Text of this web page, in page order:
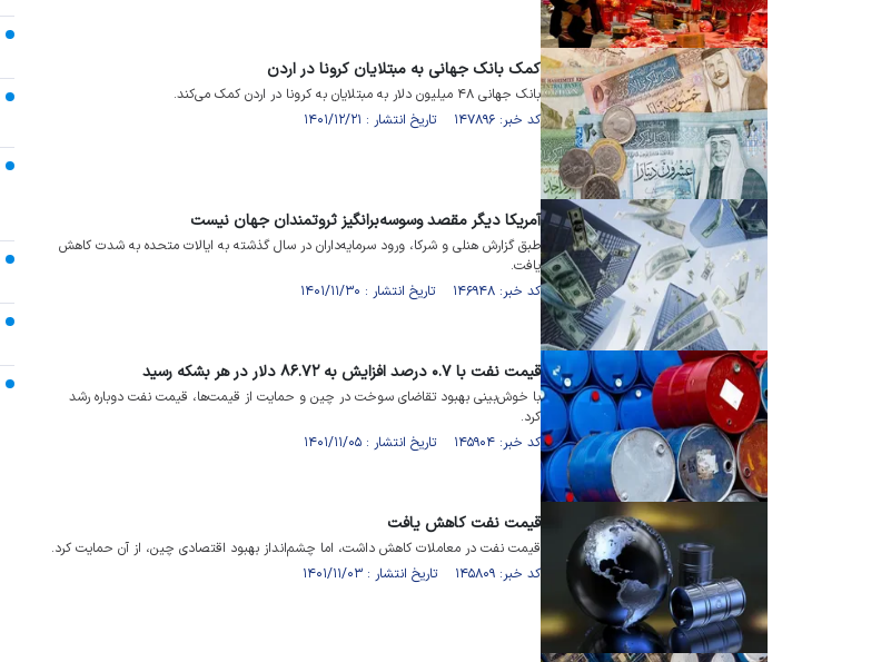
کمک بانک جهانی به مبتلایان کرونا در اردن
بانک جهانی ۴۸ میلیون دلار به مبتلایان به کرونا در اردن کمک می‌کند.
کد خبر: ۱۴۷۸۹۶ تاریخ انتشار : ۱۴۰۱/۱۲/۲۱
آمریکا دیگر مقصد وسوسه‌برانگیز ثروتمندان جهان نیست
طبق گزارش هنلی و شرکا، ورود سرمایه‌داران در سال گذشته به ایالات متحده به شدت کاهش
یافت.
کد خبر: ۱۴۶۹۴۸ تاریخ انتشار : ۱۴۰۱/۱۱/۳۰
قیمت نفت با ۰.۷ درصد افزایش به ۸۶.۷۲ دلار در هر بشکه رسید
با خوش‌بینی بهبود تقاضای سوخت در چین و حمایت از قیمت‌ها، قیمت نفت دوباره رشد
کرد.
کد خبر: ۱۴۵۹۰۴ تاریخ انتشار : ۱۴۰۱/۱۱/۰۵
قیمت نفت کاهش یافت
قیمت نفت در معاملات کاهش داشت، اما چشم‌انداز بهبود اقتصادی چین، از آن حمایت کرد.
کد خبر: ۱۴۵۸۰۹ تاریخ انتشار : ۱۴۰۱/۱۱/۰۳